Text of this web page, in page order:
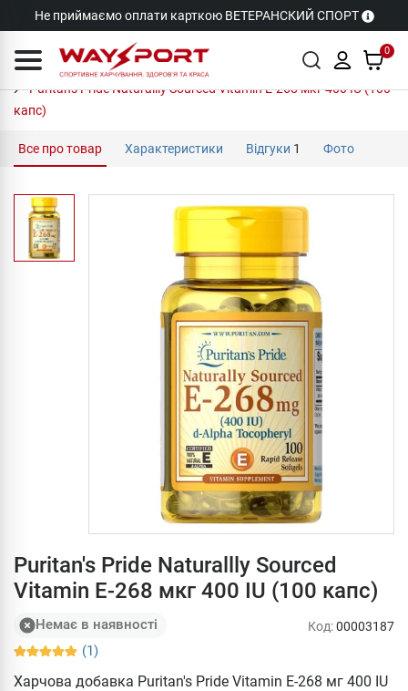
Не приймаємо оплати карткою ВЕТЕРАНСКИЙ СПОРТ
0
Puritan's Pride Naturallly Sourced Vitamin E-268 мкг 400 IU (100
капс)
Все про товар Характеристики Відгуки 1 Фото
Puritan's Pride Naturallly Sourced
Vitamin E-268 мкг 400 IU (100 капс)
Немає в наявності
(1)
Код:00003187
Харчова добавка Puritan's Pride Vitamin E-268 мг 400 IU